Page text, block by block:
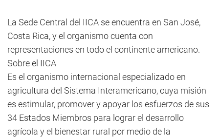
La Sede Central del IICA se encuentra en San José,
Costa Rica, y el organismo cuenta con
representaciones en todo el continente americano.
Sobre el IICA
Es el organismo internacional especializado en
agricultura del Sistema Interamericano, cuya misión
es estimular, promover y apoyar los esfuerzos de sus
34 Estados Miembros para lograr el desarrollo
agrícola y el bienestar rural por medio de la